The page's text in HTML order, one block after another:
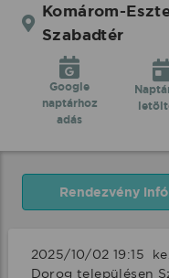
Komárom-
Szabadtér
Google
naptárhoz
adás
Rendezvény infó
2025/10/02 19:15
Dorog településen